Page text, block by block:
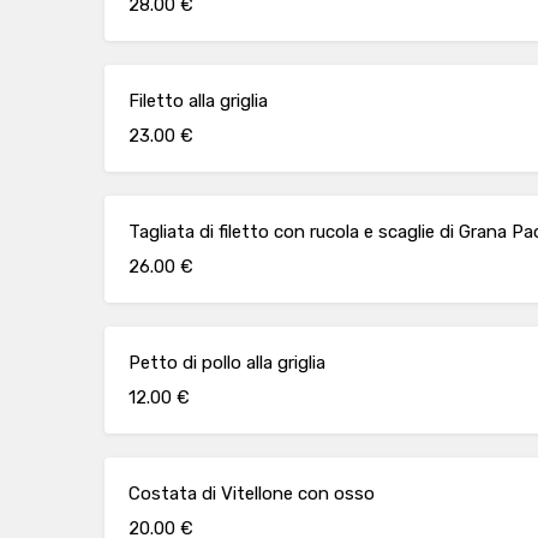
28.00 €
Filetto alla griglia
23.00 €
Tagliata di filetto con rucola e scaglie di Grana
26.00 €
Petto di pollo alla griglia
12.00 €
Costata di Vitellone con osso
20.00 €